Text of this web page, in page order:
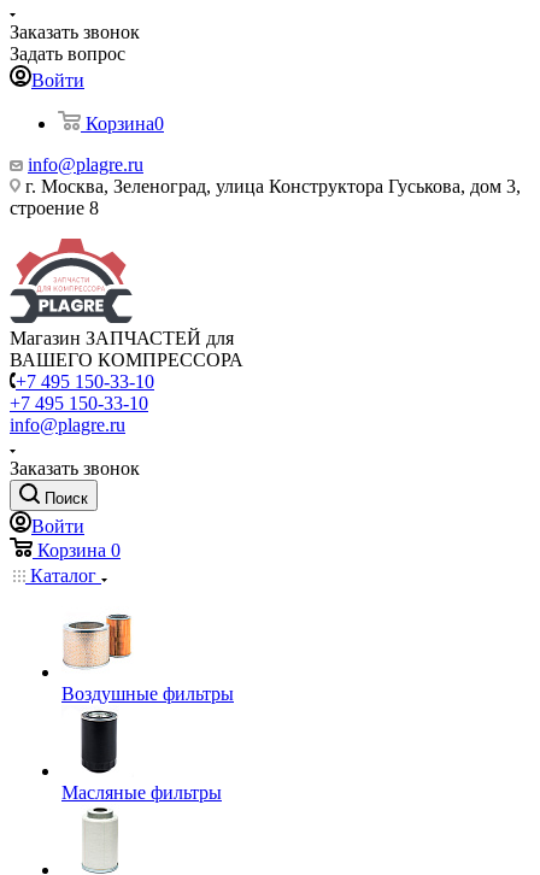
Заказать звонок
Задать вопрос
Войти
Корзина0
info@plagre.ru
г. Москва, Зеленоград, улица Конструктора Гуськова, дом 3,
строение 8
Магазин ЗАПЧАСТЕЙ для
ВАШЕГО КОМПРЕССОРА
+7 495 150-33-10
+7 495 150-33-10
info@plagre.ru
Заказать звонок
Поиск
Войти
Корзина 0
Каталог
Воздушные фильтры
Масляные фильтры